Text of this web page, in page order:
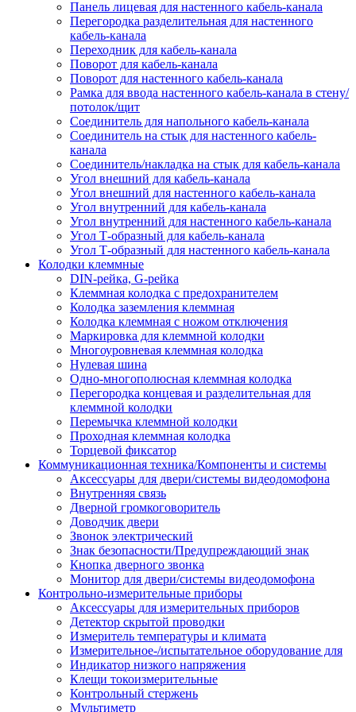
Панель лицевая для настенного кабель-канала
Перегородка разделительная для настенного
кабель-канала
Переходник для кабель-канала
Поворот для кабель-канала
Поворот для настенного кабель-канала
Рамка для ввода настенного кабель-канала в стену/
потолок/щит
Соединитель для напольного кабель-канала
Соединитель на стык для настенного кабель-
канала
Соединитель/накладка на стык для кабель-канала
Угол внешний для кабель-канала
Угол внешний для настенного кабель-канала
Угол внутренний для кабель-канала
Угол внутренний для настенного кабель-канала
Угол Т-образный для кабель-канала
Угол Т-образный для настенного кабель-канала
Колодки клеммные
DIN-рейка, G-рейка
Клеммная колодка с предохранителем
Колодка заземления клеммная
Колодка клеммная с ножом отключения
Маркировка для клеммной колодки
Многоуровневая клеммная колодка
Нулевая шина
Одно-многополюсная клеммная колодка
Перегородка концевая и разделительная для
клеммной колодки
Перемычка клеммной колодки
Проходная клеммная колодка
Торцевой фиксатор
Коммуникационная техника/Компоненты и системы
Аксессуары для двери/системы видеодомофона
Внутренняя связь
Дверной громкоговоритель
Доводчик двери
Звонок электрический
Знак безопасности/Предупреждающий знак
Кнопка дверного звонка
Монитор для двери/системы видеодомофона
Контрольно-измерительные приборы
Аксессуары для измерительных приборов
Детектор скрытой проводки
Измеритель температуры и климата
Измерительное-/испытательное оборудование для
Индикатор низкого напряжения
Клещи токоизмерительные
Контрольный стержень
Мультиметр